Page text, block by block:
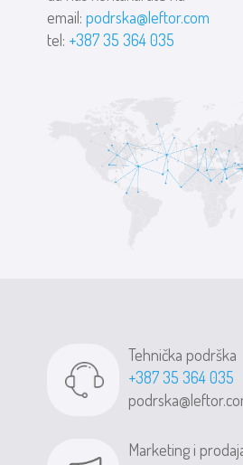
email:podrska@leftor.com
tel: +387 35 364 035
Tehnička podrška
+387 35 364 035
Marketing i